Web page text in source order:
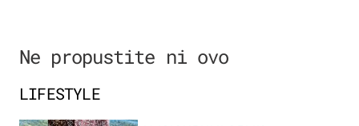
Ne propustite ni ovo
LIFESTYLE